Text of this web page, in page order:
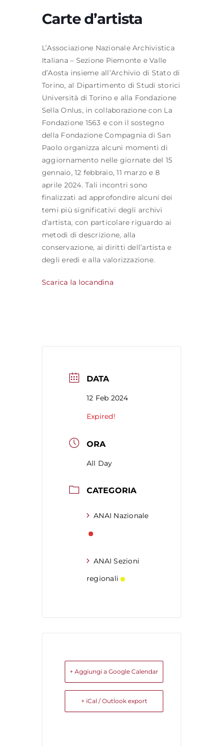
Attività editoriale
Carte d’artista
L’Associazione Nazionale Archivistica
Italiana – Sezione Piemonte e Valle
d’Aosta insieme all’Archivio di Stato di
Torino, al Dipartimento di Studi storici
Università di Torino e alla Fondazione
Sella Onlus, in collaborazione con La
Fondazione 1563 e con il sostegno
della Fondazione Compagnia di San
Paolo organizza alcuni momenti di
aggiornamento nelle giornate del 15
gennaio, 12 febbraio, 11 marzo e 8
aprile 2024. Tali incontri sono
finalizzati ad approfondire alcuni dei
temi più significativi degli archivi
d’artista, con particolare riguardo ai
metodi di descrizione, alla
conservazione, ai diritti dell’artista e
degli eredi e alla valorizzazione.
Scarica la locandina
DATA
12 Feb 2024
Expired!
ORA
All Day
CATEGORIA
ANAI Nazionale
ANAI Sezioni
regionali
+ Aggiungi a Google Calendar
+ iCal / Outlook export